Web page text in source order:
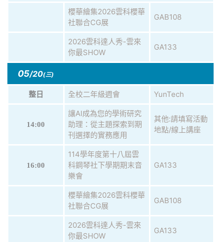
櫻華繪集2026雲科櫻華
社聯合CG展
GAB108
2026雲科達人秀-雲來
你最SHOW
GA133
05/20(三)
整日 全校二年級週會 YunTech
14:00
讓AI成為您的學術研究
助理：從主題探索到期
刊選擇的實務應用
其他:請填寫活動
地點/線上講座
16:00
114學年度第十八屆雲
科鋼琴社下學期期末音
樂會
GA133
櫻華繪集2026雲科櫻華
社聯合CG展
GAB108
2026雲科達人秀-雲來
你最SHOW
GA133